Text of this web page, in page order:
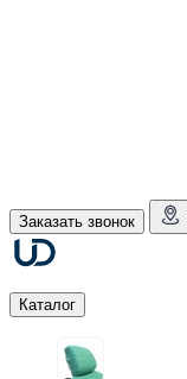
Заказать звонок
Каталог